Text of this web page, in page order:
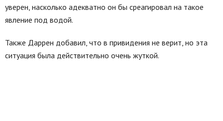
уверен, насколько адекватно он бы среагировал на такое
явление под водой.
Также Даррен добавил, что в привидения не верит, но эта
ситуация была действительно очень жуткой.